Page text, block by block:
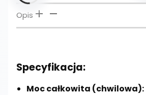
Opis
Specyfikacja:
Moc całkowita (chwilowa):